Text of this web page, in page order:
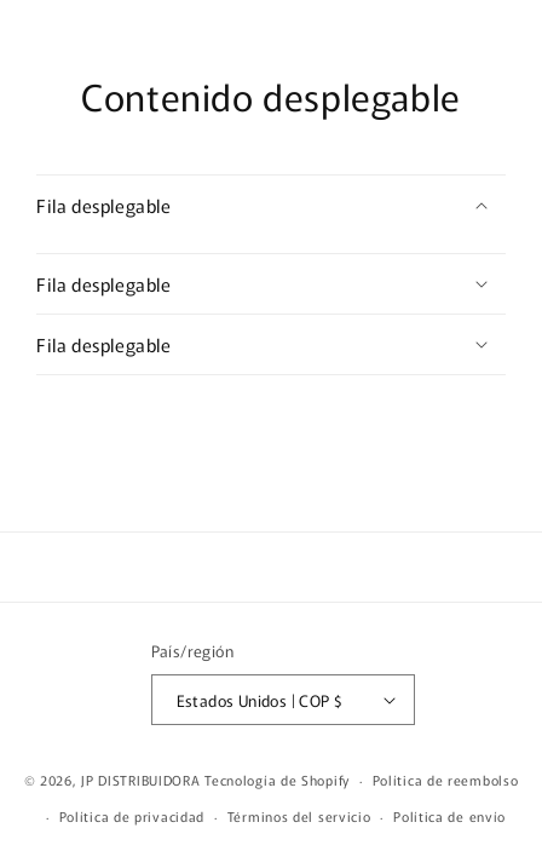
Contenido desplegable
Fila desplegable
Fila desplegable
Fila desplegable
País/región
Estados Unidos | COP $
de
pago
© 2026,JP DISTRIBUIDORATecnología de Shopify
Política de reembolso
Política de privacidad
Términos del servicio Política de envío